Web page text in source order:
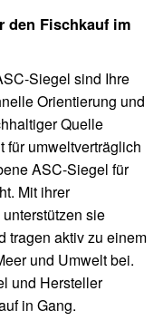
den Fischkauf im
Siegel sind Ihre
Orientierung und
Quelle
für umweltverträglich
ASC-Siegel für
Mit ihrer
sie
tragen aktiv zu einem
und Umwelt bei.
und Hersteller
in Gang.